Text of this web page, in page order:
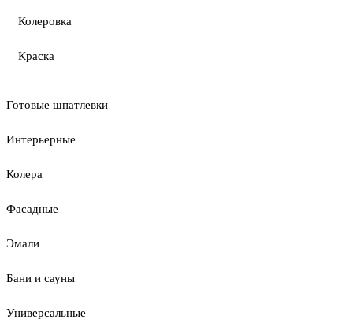
Колеровка
Краска
Готовые шпатлевки
Интерьерные
Колера
Фасадные
Эмали
Бани и сауны
Универсальные